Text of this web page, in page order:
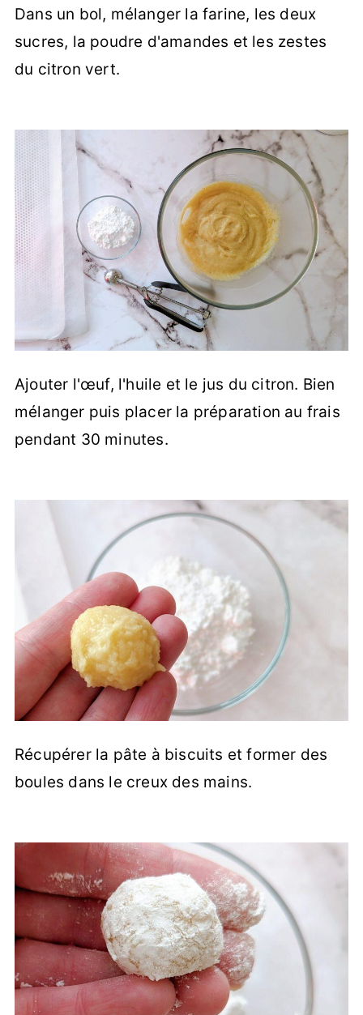
Dans un bol, mélanger la farine, les deux
sucres, la poudre d'amandes et les zestes
du citron vert.
Ajouter l'œuf, l'huile et le jus du citron. Bien
mélanger puis placer la préparation au frais
pendant 30 minutes.
Récupérer la pâte à biscuits et former des
boules dans le creux des mains.